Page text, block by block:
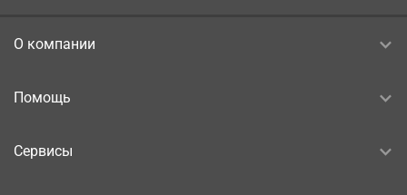
О компании
Помощь
Сервисы